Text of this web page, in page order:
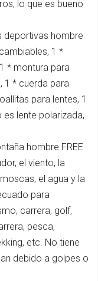
lo que es bueno
deportivas hombre
1 *
* montura para
1 * cuerda para
para lentes, 1
lente polarizada,
hombre FREE
el viento, la
el agua y la
para
carrera, golf,
pesca,
etc. No tiene
debido a golpes o